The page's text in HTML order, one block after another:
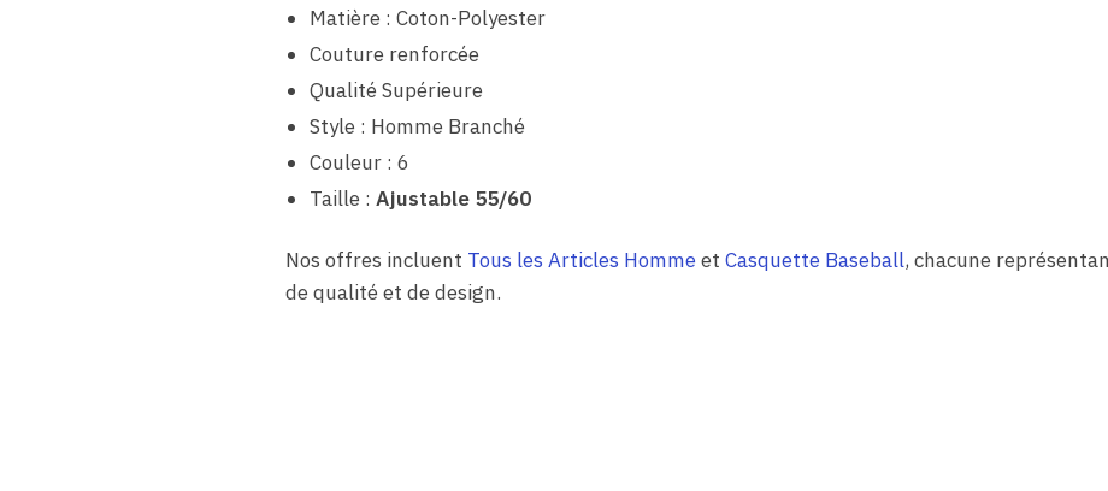
Matière : Coton-Polyester
Couture renforcée
Qualité Supérieure
Style : Homme Branché
Couleur : 6
Taille : Ajustable 55/60
Nos offres incluent Tous les Articles Hommeet Casquette Baseball, chacune
de qualité et de design.